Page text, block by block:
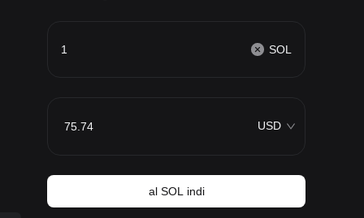
SOL
USD
al SOL indi